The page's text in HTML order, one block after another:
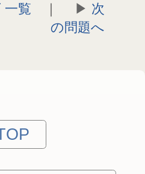
一覧 ｜
次
の問題へ